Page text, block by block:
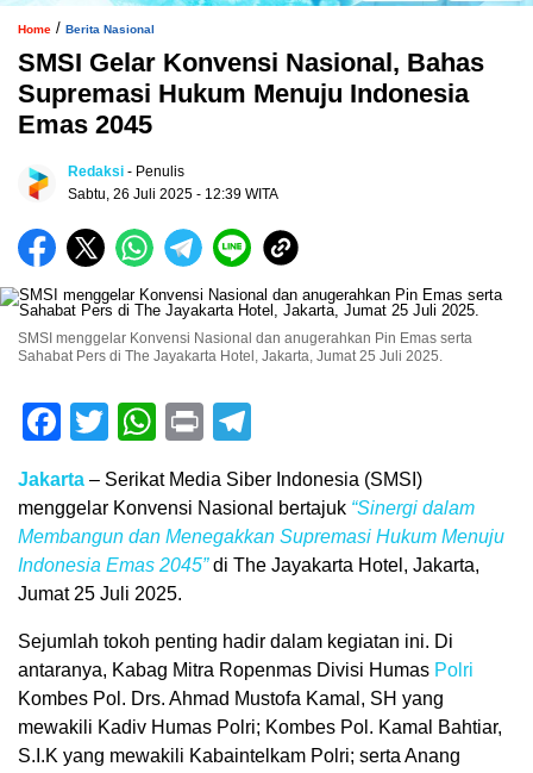
Home / Berita Nasional
SMSI Gelar Konvensi Nasional, Bahas
Supremasi Hukum Menuju Indonesia
Emas 2045
Redaksi - Penulis
Sabtu, 26 Juli 2025 - 12:39 WITA
SMSI menggelar Konvensi Nasional dan anugerahkan Pin Emas serta
Sahabat Pers di The Jayakarta Hotel, Jakarta, Jumat 25 Juli 2025.
Facebook
TwitterWhatsApp
Print
Jakarta – Serikat Media Siber Indonesia (SMSI)
menggelar Konvensi Nasional bertajuk “Sinergi dalam
Membangun dan Menegakkan Supremasi Hukum Menuju
Indonesia Emas 2045”di The Jayakarta Hotel, Jakarta,
Jumat 25 Juli 2025.
Sejumlah tokoh penting hadir dalam kegiatan ini. Di
antaranya, Kabag Mitra Ropenmas Divisi Humas Polri
Kombes Pol. Drs. Ahmad Mustofa Kamal, SH yang
mewakili Kadiv Humas Polri; Kombes Pol. Kamal Bahtiar,
S.I.K yang mewakili Kabaintelkam Polri; serta Anang